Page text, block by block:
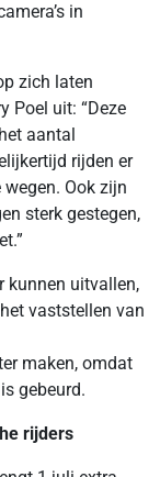
in
zich laten
Poel uit: “Deze
aantal
rijden er
Ook zijn
sterk gestegen,
kunnen uitvallen,
vaststellen van
maken, omdat
gebeurd.
rijders